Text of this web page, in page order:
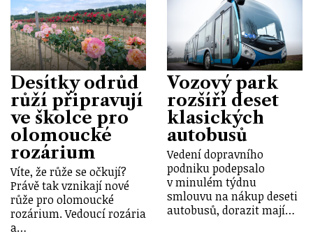
Desítky odrůd
růží připravují
ve školce pro
olomoucké
rozárium
Víte, že růže se očkují?
Právě tak vznikají nové
růže pro olomoucké
rozárium. Vedoucí rozária
a…
Vozový park
rozšíří deset
klasických
autobusů
Vedení dopravního
podniku podepsalo
v minulém týdnu
smlouvu na nákup deseti
autobusů, dorazit mají…